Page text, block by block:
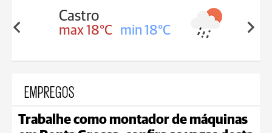
18°C max 18°C min 17°C
EMPREGOS
Trabalhe como montador de máquinas